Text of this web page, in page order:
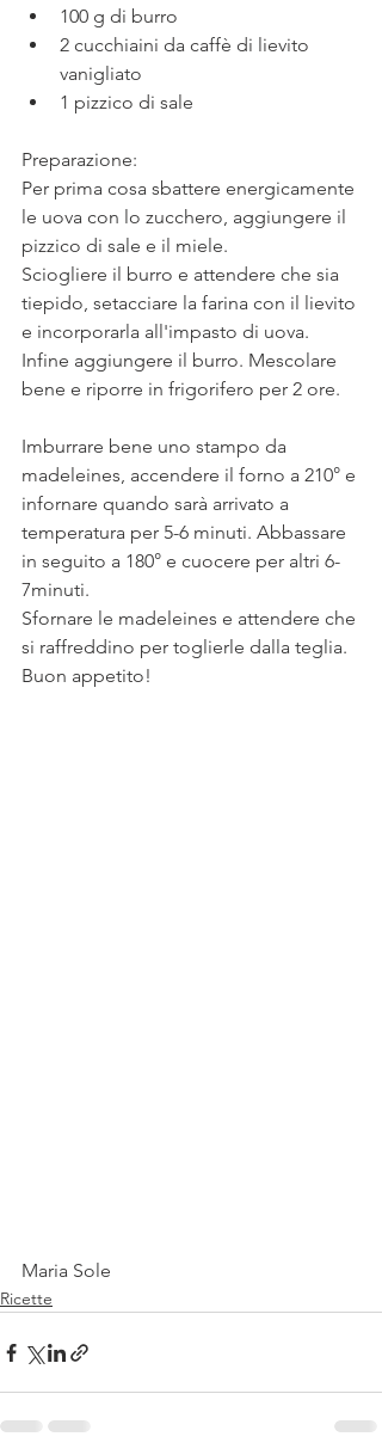
100 g di burro
2 cucchiaini da caffè di lievito
vanigliato
1 pizzico di sale
Preparazione:
Per prima cosa sbattere energicamente
le uova con lo zucchero, aggiungere il
pizzico di sale e il miele.
Sciogliere il burro e attendere che sia
tiepido, setacciare la farina con il lievito
e incorporarla all'impasto di uova.
Infine aggiungere il burro. Mescolare
bene e riporre in frigorifero per 2 ore.
Imburrare bene uno stampo da
madeleines, accendere il forno a 210° e
infornare quando sarà arrivato a
temperatura per 5-6 minuti. Abbassare
in seguito a 180° e cuocere per altri 6-
7minuti.
Sfornare le madeleines e attendere che
si raffreddino per toglierle dalla teglia.
Buon appetito!
Maria Sole
Ricette